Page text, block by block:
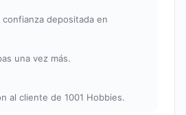
confianza depositada en
una vez más.
al cliente de 1001 Hobbies.